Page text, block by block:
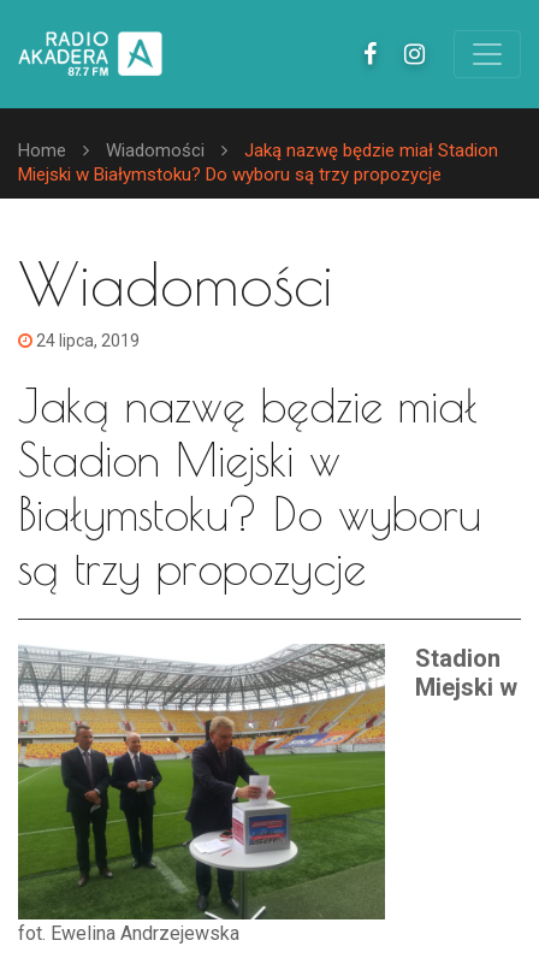
Home Wiadomości
Jaką nazwę będzie miał Stadion
Miejski w Białymstoku? Do wyboru są trzy propozycje
Wiadomości
24 lipca, 2019
Jaką nazwę będzie miał
Stadion Miejski w
Białymstoku? Do wyboru
są trzy propozycje
fot. Ewelina Andrzejewska
Stadion
Miejski w